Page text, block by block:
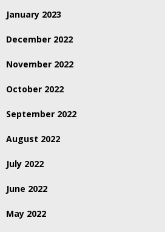
January 2023
December 2022
November 2022
October 2022
September 2022
August 2022
July 2022
June 2022
May 2022